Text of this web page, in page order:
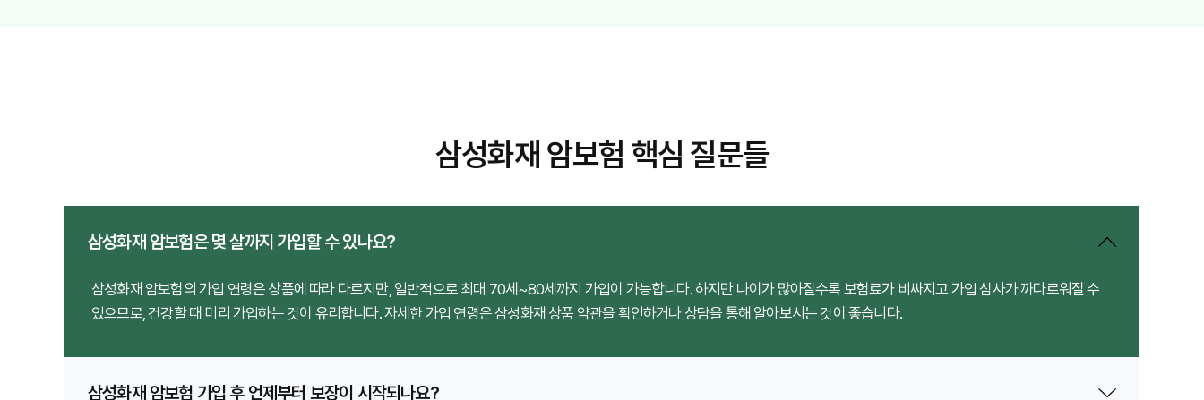
삼성화재 암보험 핵심 질문들
삼성화재 암보험은 몇 살까지 가입할 수 있나요?
삼성화재 암보험의 가입 연령은 상품에 따라 다르지만, 일반적으로 최대 70세~80세까지 가입이 가능합니다. 하지만 나이가 많아질수록 보험료가 비싸지고 가입 심사가 까다로워질 수
있으므로, 건강할 때 미리 가입하는 것이 유리합니다. 자세한 가입 연령은 삼성화재 상품 약관을 확인하거나 상담을 통해 알아보시는 것이 좋습니다.
삼성화재 암보험 가입 후 언제부터 보장이 시작되나요?